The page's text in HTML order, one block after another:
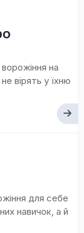
на
вірять у їхню
для себе
навичок, а й